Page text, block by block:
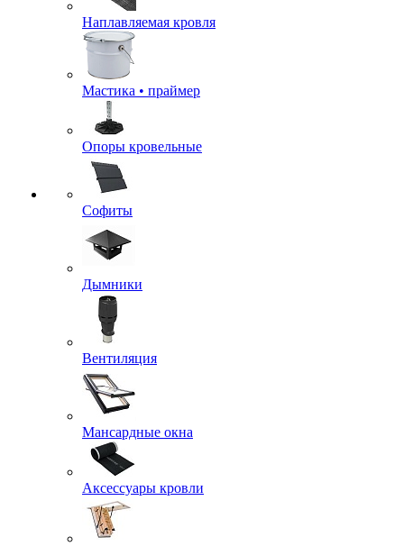
Наплавляемая кровля
Мастика • праймер
Опоры кровельные
Софиты
Дымники
Вентиляция
Мансардные окна
Аксессуары кровли